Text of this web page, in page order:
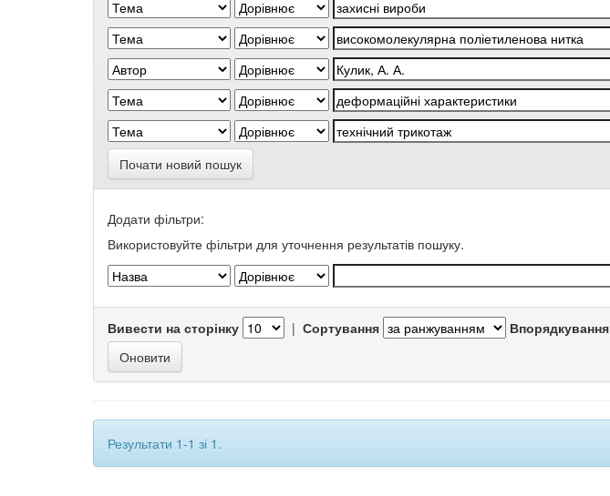
Почати новий пошук
Додати фільтри:
Використовуйте фільтри для уточнення результатів пошуку.
Вивести на сторінку | Сортування Впорядкування
Результати 1-1 зі 1.